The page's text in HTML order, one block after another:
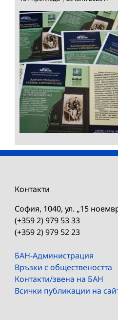
Контакти
София, 1040, ул. „15
(+359 2) 979 53 33
(+359 2) 979 52 23
БАН-Администрация
Връзки с обществеността
Контакти/звена на БАН
Всички публикации на